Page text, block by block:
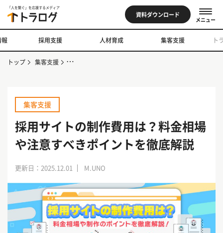
「人を繋ぐ」を応援するメディア
資料ダウンロード
メニュー
採用支援 人材育成 集客支援 ト
トップ 集客支援 採用サイトの制作費用は？料金相場や注意すべきポイン
集客支援
採用サイトの制作費用は？料金相場
や注意すべきポイントを徹底解説
更新日：2025.12.01 M.UNO